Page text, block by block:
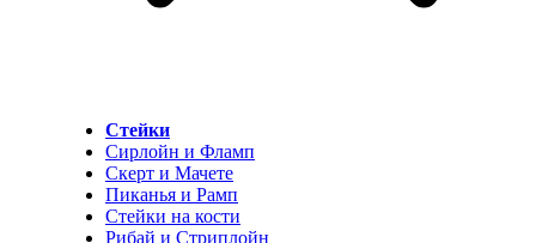
Стейки
Сирлойн и Фламп
Скерт и Мачете
Пиканья и Рамп
Стейки на кости
Рибай и Стриплойн